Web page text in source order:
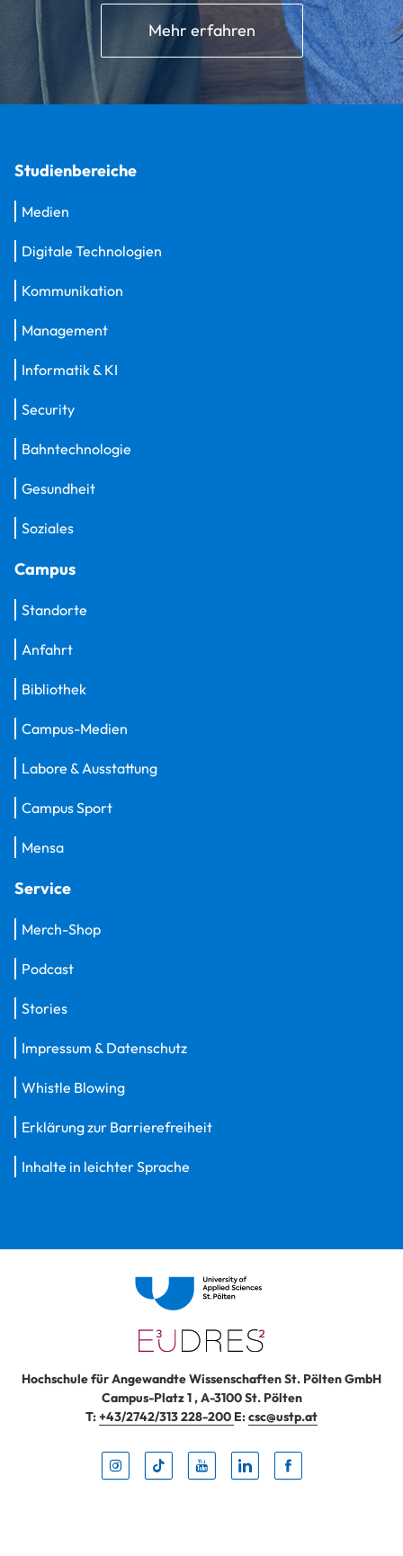
Mehr erfahren
Studienbereiche
Medien
Digitale Technologien
Kommunikation
Management
Informatik & KI
Security
Bahntechnologie
Gesundheit
Soziales
Campus
Standorte
Anfahrt
Bibliothek
Campus-Medien
Labore & Ausstattung
Campus Sport
Mensa
Service
Merch-Shop
Podcast
Stories
Impressum & Datenschutz
Whistle Blowing
Erklärung zur Barrierefreiheit
Inhalte in leichter Sprache
Hochschule für Angewandte Wissenschaften St. Pölten GmbH
Campus-Platz 1,A-3100St. Pölten
T:+43/2742/313 228-200 E:csc@ustp.at